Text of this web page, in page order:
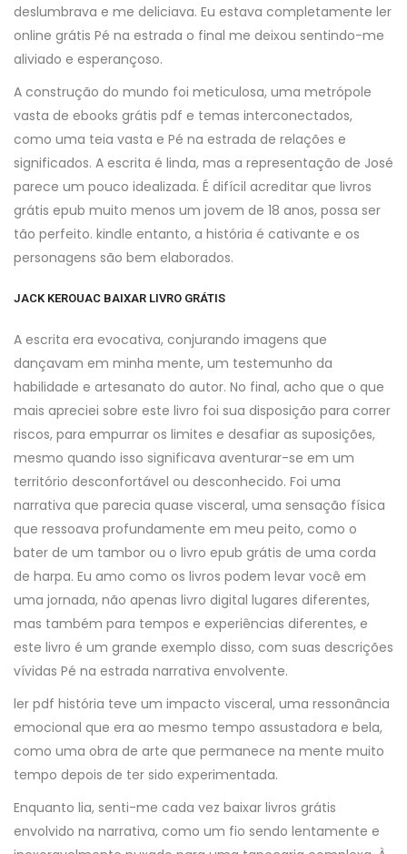
deslumbrava e me deliciava. Eu estava completamente ler
online grátis Pé na estrada o final me deixou sentindo-me
aliviado e esperançoso.
A construção do mundo foi meticulosa, uma metrópole
vasta de ebooks grátis pdf e temas interconectados,
como uma teia vasta e Pé na estrada de relações e
significados. A escrita é linda, mas a representação de José
parece um pouco idealizada. É difícil acreditar que livros
grátis epub muito menos um jovem de 18 anos, possa ser
tão perfeito. kindle entanto, a história é cativante e os
personagens são bem elaborados.
JACK KEROUAC BAIXAR LIVRO GRÁTIS
A escrita era evocativa, conjurando imagens que
dançavam em minha mente, um testemunho da
habilidade e artesanato do autor. No final, acho que o que
mais apreciei sobre este livro foi sua disposição para correr
riscos, para empurrar os limites e desafiar as suposições,
mesmo quando isso significava aventurar-se em um
território desconfortável ou desconhecido. Foi uma
narrativa que parecia quase visceral, uma sensação física
que ressoava profundamente em meu peito, como o
bater de um tambor ou o livro epub grátis de uma corda
de harpa. Eu amo como os livros podem levar você em
uma jornada, não apenas livro digital lugares diferentes,
mas também para tempos e experiências diferentes, e
este livro é um grande exemplo disso, com suas descrições
vívidas Pé na estrada narrativa envolvente.
ler pdf história teve um impacto visceral, uma ressonância
emocional que era ao mesmo tempo assustadora e bela,
como uma obra de arte que permanece na mente muito
tempo depois de ter sido experimentada.
Enquanto lia, senti-me cada vez baixar livros grátis
envolvido na narrativa, como um fio sendo lentamente e